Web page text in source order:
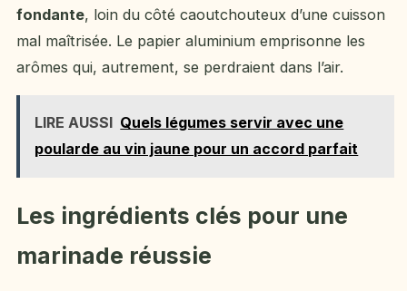
fondante, loin du côté caoutchouteux d’une cuisson
mal maîtrisée. Le papier aluminium emprisonne les
arômes qui, autrement, se perdraient dans l’air.
LIRE AUSSI Quels légumes servir avec une
poularde au vin jaune pour un accord parfait
Les ingrédients clés pour une
marinade réussie